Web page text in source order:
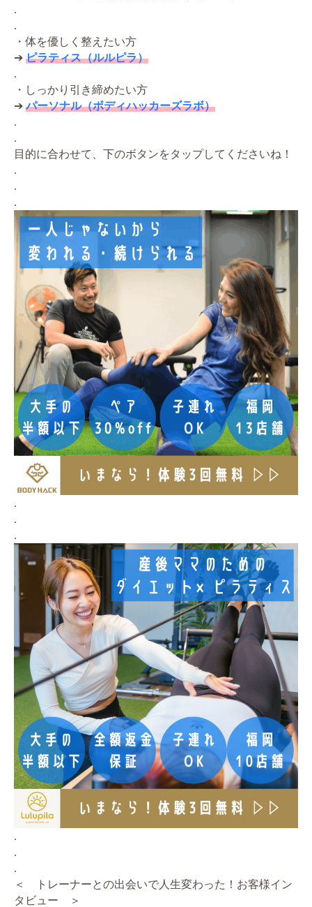
.
.
・体を優しく整えたい方
➔ ピラティス（ルルピラ）
.
・しっかり引き締めたい方
➔パーソナル（ボディハッカーズラボ）
.
.
目的に合わせて、下のボタンをタップしてくださいね！
.
.
.
.
.
.
.
.
.
＜ トレーナーとの出会いで人生変わった！お客様イン
タビュー ＞